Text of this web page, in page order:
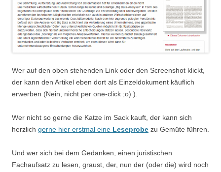
Wer auf den oben stehenden Link oder den Screenshot klickt,
der kann den Artikel eben dort als Einzeldokument käuflich
erwerben (Nein, nicht per one-click ;o) ).
Wer nicht so gerne die Katze im Sack kauft, der kann sich
herzlich gerne hier erstmal eine Leseprobe zu Gemüte führen.
Und wer sich bei dem Gedanken, einen juristischen
Fachaufsatz zu lesen, graust, der, nun der (oder die) wird noch